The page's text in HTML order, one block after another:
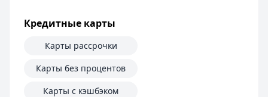
Кредитные карты
Карты рассрочки
Карты без процентов
Карты с кэшбэком